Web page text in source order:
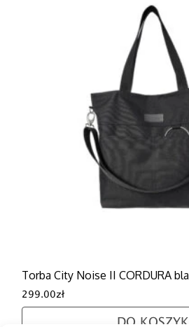
Torba City Noise II CORDURA
299.00zł
DO